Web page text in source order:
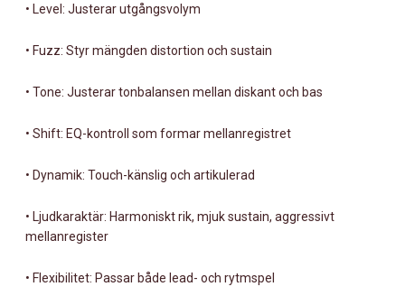
• Level: Justerar utgångsvolym
• Fuzz: Styr mängden distortion och sustain
• Tone: Justerar tonbalansen mellan diskant och bas
• Shift: EQ-kontroll som formar mellanregistret
• Dynamik: Touch-känslig och artikulerad
• Ljudkaraktär: Harmoniskt rik, mjuk sustain, aggressivt
mellanregister
• Flexibilitet: Passar både lead- och rytmspel